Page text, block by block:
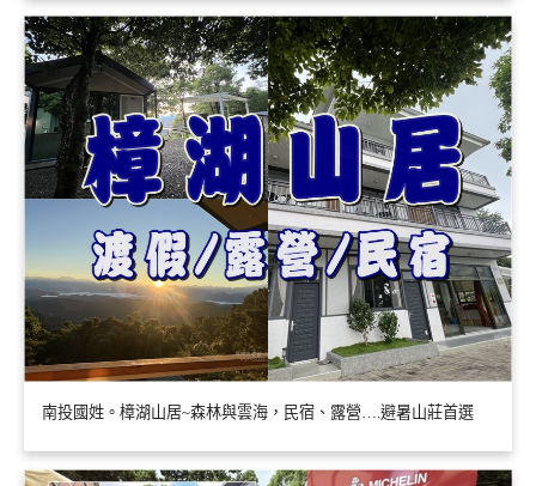
南投國姓。樟湖山居~森林與雲海，民宿、露營….避暑山莊首選